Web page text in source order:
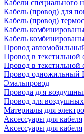
Кабели специального
Кабель (провод) для
Кабель (провод)
Кабель
Кабель
Провод
Провод в текстильной
Провод в текстильной
Провод одножильный
Эмальпровод
Провода для
Провод для воздушных
Материалы для
Аксессуары для кабеля
Аксессуары для кабеля